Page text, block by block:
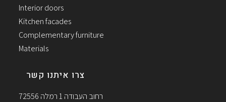
Interior doors
Kitchen facades
Complementary furniture
Materials
צרו איתנו קשר
רחוב העבודה 1 רמלה 72556